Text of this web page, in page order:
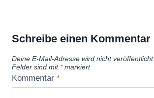
Schreibe einen Kommentar
Deine E-Mail-Adresse wird nicht veröffentlicht.
Felder sind mit *markiert
Kommentar *